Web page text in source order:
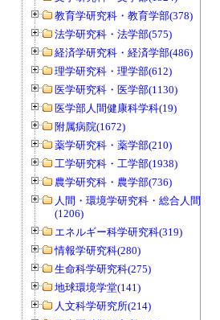
教育学研究科・教育学部(378)
法学研究科・法学部(575)
経済学研究科・経済学部(486)
理学研究科・理学部(612)
医学研究科・医学部(1130)
医学部人間健康科学科(19)
附属病院(1672)
薬学研究科・薬学部(210)
工学研究科・工学部(1938)
農学研究科・農学部(736)
人間・環境学研究科・総合人間学部
(1206)
エネルギー科学研究科(319)
情報学研究科(280)
生命科学研究科(275)
地球環境学堂(141)
人文科学研究所(214)